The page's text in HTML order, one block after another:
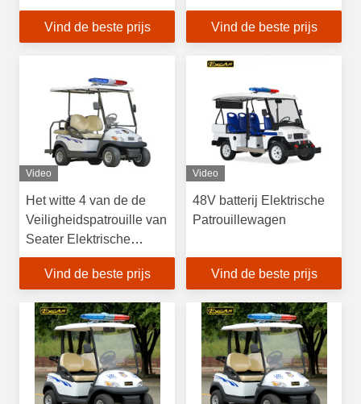
van het 4 Persoonsgolf 1
Jaargarantie
Vind de beste prijs
voorzichtig licht
Vind de beste prijs
Video
Het witte 4 van de de
Veiligheidspatrouille van
Seater Elektrische
Materiaal van het de
Voertuigen48v 3.7KW
Vind de beste prijs
Video
48V batterij Elektrische
Patrouillewagen
Vind de beste prijs